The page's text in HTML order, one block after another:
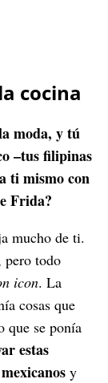
cocina
moda, y tú
–tus filipinas
ti mismo con
Frida?
mucho de ti.
pero todo
icon. La
cosas que
que se ponía
estas
y